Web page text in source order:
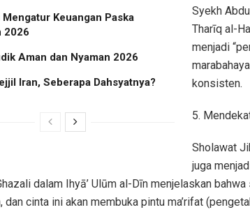
Keuangan Paska
2026
Aman dan Nyaman 2026
Iran, Seberapa Dahsyatnya?
Syekh
Tharīq al-
menjadi
konsisten.
5.
Sholawat
juga
dalam Ihyā’ Ulūm al-Dīn menjelaskan
dan cinta ini akan membuka pintu ma’rifat